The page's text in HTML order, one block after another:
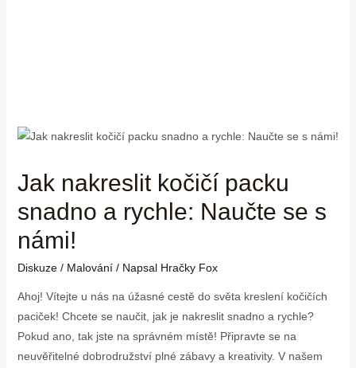
Jak nakreslit kočičí packu
snadno a rychle: Naučte se s
námi!
Diskuze / Malování/ Napsal Hračky Fox
Ahoj! Vítejte u nás na úžasné cestě do světa kreslení kočičích
paciček! Chcete se naučit, jak je nakreslit snadno a rychle?
Pokud ano, tak jste na správném místě! Připravte se na
neuvěřitelné dobrodružství plné zábavy a kreativity. V našem